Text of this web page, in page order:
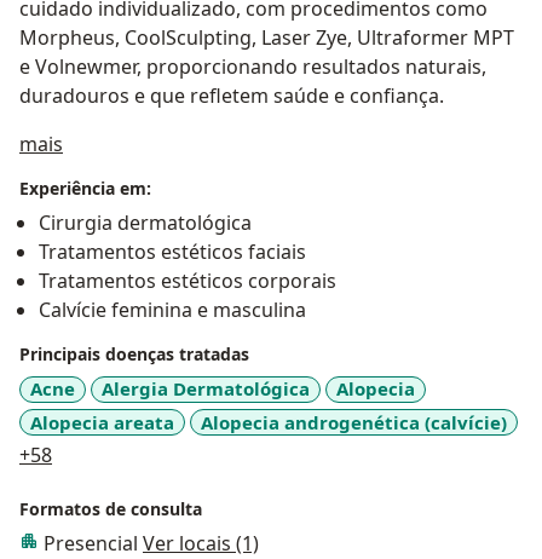
cuidado individualizado, com procedimentos como
Morpheus, CoolSculpting, Laser Zye, Ultraformer MPT
e Volnewmer, proporcionando resultados naturais,
duradouros e que refletem saúde e confiança.
mais
Experiência em:
Cirurgia dermatológica
Tratamentos estéticos faciais
Tratamentos estéticos corporais
Calvície feminina e masculina
Principais doenças tratadas
Acne Alergia Dermatológica
Alopecia
Alopecia areata
Alopecia androgenética (calvície)
+58a11y_sr_more_diseases
Formatos de consulta
Presencial Ver locais (1)